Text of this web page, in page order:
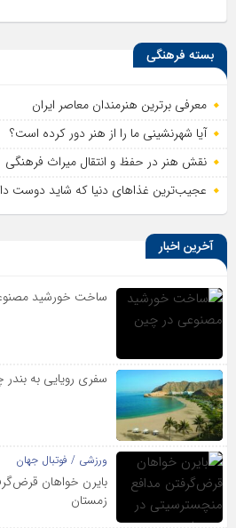
بسته فرهنگی
معرفی برترین هنرمندان معاصر ایران
آیا شهرنشینی ما را از هنر دور کرده است؟
نقش هنر در حفظ و انتقال میراث فرهنگی
عجیب‌ترین غذاهای دنیا که شاید دوست
آخرین اخبار
ساخت خورشید
سفری رویایی به بندر
ورزشی / فوتبال جهان
بایرن خواهان
زمستان